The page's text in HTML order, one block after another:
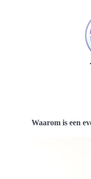
Waarom is een